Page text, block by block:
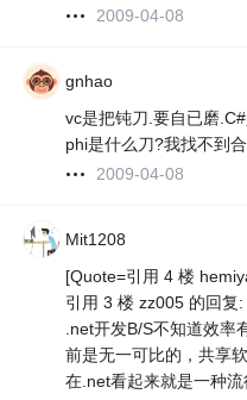
2009-04-08
gnhao
vc是把钝刀.要自已磨
phi是什么刀?我找不到
2009-04-08
Mit1208
[Quote=引用 4 楼
引用 3 楼 zz005 的回复:
.net开发B/S不知道效率
前是无一可比的，共享
在.net看起来就是一种流